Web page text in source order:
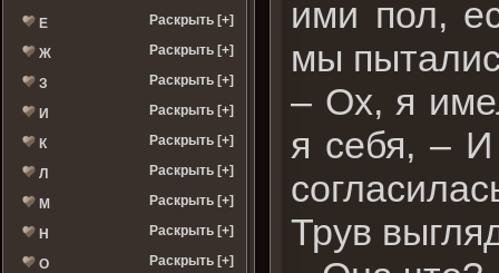
Е Раскрыть [+]
Ж Раскрыть [+]
З Раскрыть [+]
И Раскрыть [+]
К Раскрыть [+]
Л Раскрыть [+]
М Раскрыть [+]
Н Раскрыть [+]
О Раскрыть [+]
ими пол,
мы
– Ох, я
я себя, – И
Трув